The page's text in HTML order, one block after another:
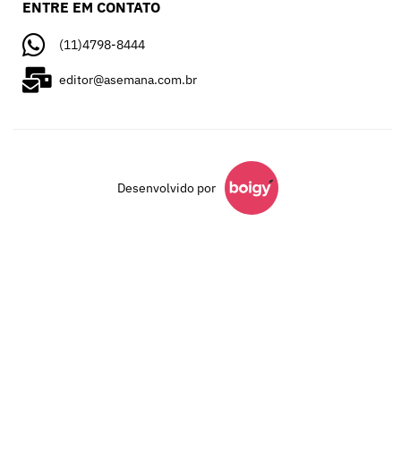
ENTRE EM CONTATO
(11)4798-8444
editor@asemana.com.br
Desenvolvido por